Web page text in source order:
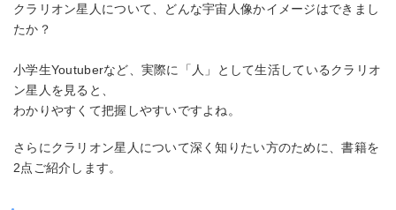
クラリオン星人について、どんな宇宙人像かイメージはできまし
たか？
小学生Youtuberなど、実際に「人」として生活しているクラリオ
ン星人を見ると、
わかりやすくて把握しやすいですよね。
さらにクラリオン星人について深く知りたい方のために、書籍を
2点ご紹介します。